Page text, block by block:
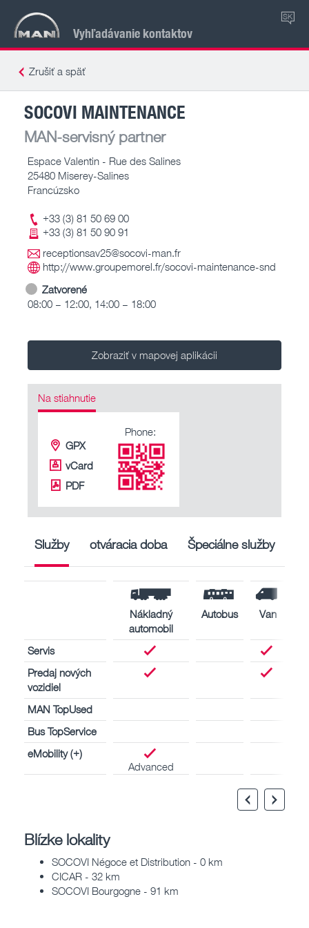
Vyhľadávanie kontaktov
SK
Zrušiť a späť
SOCOVI MAINTENANCE
MAN-servisný partner
Espace Valentin - Rue des Salines
25480 Miserey-Salines
Francúzsko
+33 (3) 81 50 69 00
+33 (3) 81 50 90 91
receptionsav25@socovi-man.fr
http://www.groupemorel.fr/socovi-maintenance-snd
Zatvorené
08:00 – 12:00, 14:00 – 18:00
Zobraziť v mapovej aplikácii
Na stiahnutie
GPX
vCard
PDF
Phone:
Služby otváracia doba Špeciálne služby
Nákladný
automobil
Autobus Van
Servis
Predaj nových
vozidiel
MAN TopUsed
Bus TopService
eMobility (+)
Advanced
Blízke lokality
SOCOVI Négoce et Distribution - 0 km
CICAR - 32 km
SOCOVI Bourgogne - 91 km